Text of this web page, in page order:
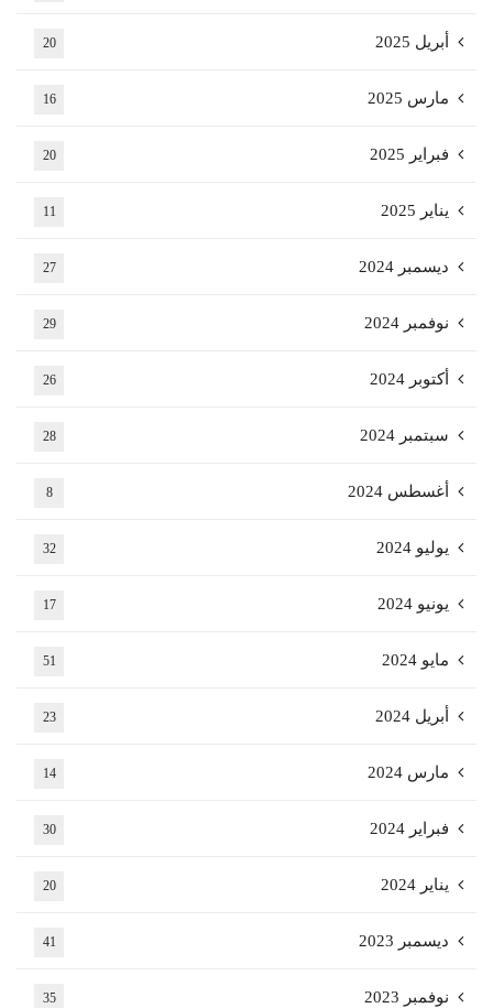
أبريل 2025 20
مارس 2025 16
فبراير 2025 20
يناير 2025 11
ديسمبر 2024 27
نوفمبر 2024 29
أكتوبر 2024 26
سبتمبر 2024 28
أغسطس 2024 8
يوليو 2024 32
يونيو 2024 17
مايو 2024 51
أبريل 2024 23
مارس 2024 14
فبراير 2024 30
يناير 2024 20
ديسمبر 2023 41
نوفمبر 2023 35